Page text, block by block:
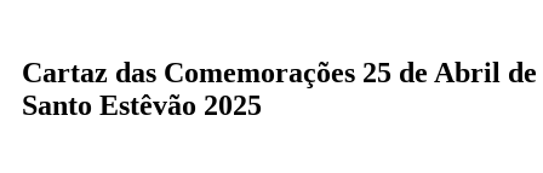
Cartaz das Comemorações 25 de Abril de
Santo Estêvão 2025